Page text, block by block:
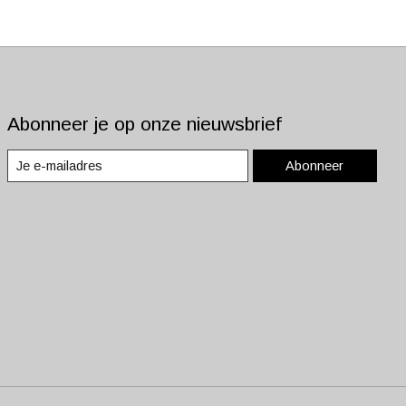
Abonneer je op onze nieuwsbrief
Abonneer